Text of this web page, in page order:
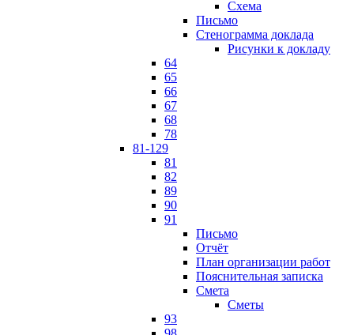
Схема
Письмо
Стенограмма доклада
Рисунки к докладу
64
65
66
67
68
78
81-129
81
82
89
90
91
Письмо
Отчёт
План организации работ
Пояснительная записка
Смета
Сметы
93